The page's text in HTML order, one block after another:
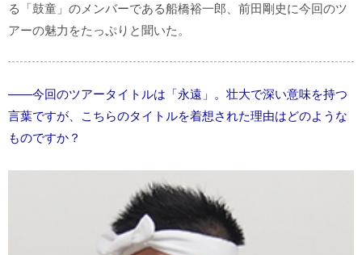
る「鼓童」のメンバーである船橋裕一郎、前田剛史に今回のツ
アーの魅力をたっぷりと聞いた。
――今回のツアータイトルは「永遠」。壮大で深い意味を持つ
言葉ですが、こちらのタイトルを着想された理由はどのような
ものですか？